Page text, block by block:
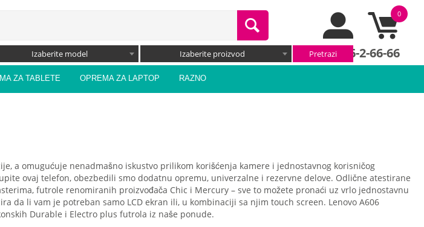
0
066/66-2-66-66
Izaberite model Izaberite proizvod
ZA TABLETE OPREMA ZA LAPTOP RAZNO
a omugućuje nenadmašno iskustvo prilikom korišćenja kamere i jednostavnog korisničog
ovaj telefon, obezbedili smo dodatnu opremu, univerzalne i rezervne delove. Odlične atestirane
futrole renomiranih proizvođača Chic i Mercury – sve to možete pronaći uz vrlo jednostavnu
da li vam je potreban samo LCD ekran ili, u kombinaciji sa njim touch screen. Lenovo A606
Durable i Electro plus futrola iz naše ponude.